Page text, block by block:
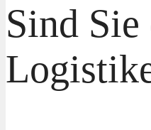
Sind Sie